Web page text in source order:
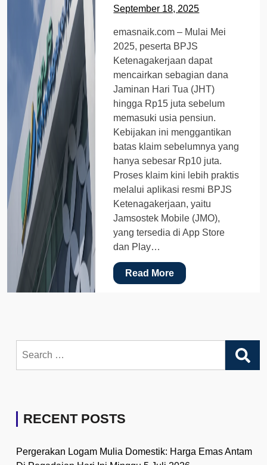
September 18, 2025
emasnaik.com – Mulai Mei
2025, peserta BPJS
Ketenagakerjaan dapat
mencairkan sebagian dana
Jaminan Hari Tua (JHT)
hingga Rp15 juta sebelum
memasuki usia pensiun.
Kebijakan ini menggantikan
batas klaim sebelumnya yang
hanya sebesar Rp10 juta.
Proses klaim kini lebih praktis
melalui aplikasi resmi BPJS
Ketenagakerjaan, yaitu
Jamsostek Mobile (JMO),
yang tersedia di App Store
dan Play…
Read More
for:
RECENT POSTS
Pergerakan Logam Mulia Domestik: Harga Emas Antam